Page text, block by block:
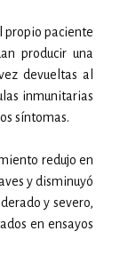
propio paciente
producir una
devueltas al
inmunitarias
síntomas.
redujo en
y disminuyó
y severo,
en ensayos